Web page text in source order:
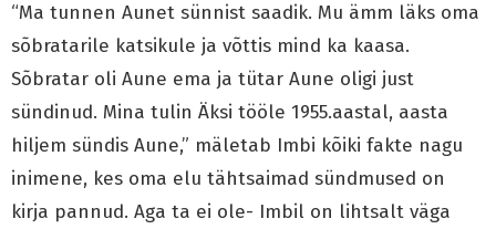
“Ma tunnen Aunet sünnist saadik. Mu ämm läks oma
sõbratarile katsikule ja võttis mind ka kaasa.
Sõbratar oli Aune ema ja tütar Aune oligi just
sündinud. Mina tulin Äksi tööle 1955.aastal, aasta
hiljem sündis Aune,” mäletab Imbi kõiki fakte nagu
inimene, kes oma elu tähtsaimad sündmused on
kirja pannud. Aga ta ei ole- Imbil on lihtsalt väga